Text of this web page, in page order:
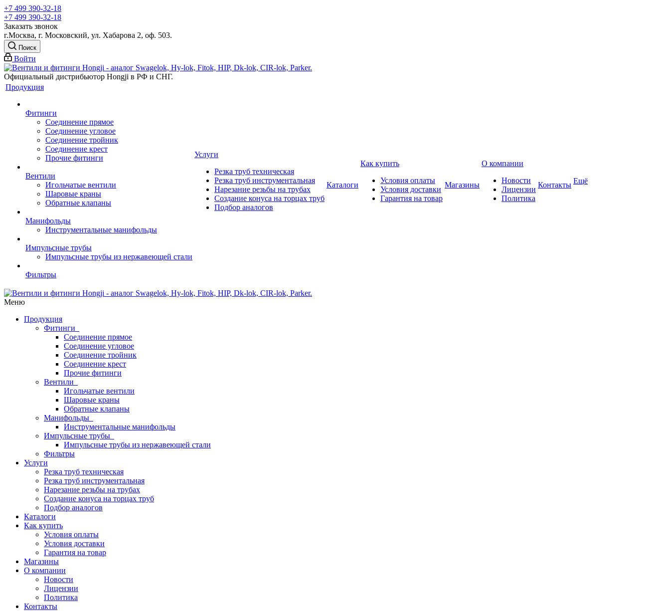
+7 499 390-32-18
+7 499 390-32-18
Заказать звонок
г.Москва, г. Московский, ул. Хабарова 2, оф. 503.
Поиск
Войти
Официальный дистрибьютор Hongji в РФ и СНГ.
Продукция
Фитинги
Соединение прямое
Соединение угловое
Соединение тройник
Соединение крест
Прочие фитинги
Вентили
Игольчатые вентили
Шаровые краны
Обратные клапаны
Манифольды
Инструментальные манифольды
Импульсные трубы
Импульсные трубы из нержавеющей стали
Фильтры
Услуги
Резка труб техническая
Резка труб инструментальная
Нарезание резьбы на трубах
Создание конуса на торцах труб
Подбор аналогов
Каталоги
Как купить
Условия оплаты
Условия доставки
Гарантия на товар
Магазины
О компании
Новости
Лицензии
Политика
Контакты Ещё
Меню
Продукция
Фитинги
Соединение прямое
Соединение угловое
Соединение тройник
Соединение крест
Прочие фитинги
Вентили
Игольчатые вентили
Шаровые краны
Обратные клапаны
Манифольды
Инструментальные манифольды
Импульсные трубы
Импульсные трубы из нержавеющей стали
Фильтры
Услуги
Резка труб техническая
Резка труб инструментальная
Нарезание резьбы на трубах
Создание конуса на торцах труб
Подбор аналогов
Каталоги
Как купить
Условия оплаты
Условия доставки
Гарантия на товар
Магазины
О компании
Новости
Лицензии
Политика
Контакты